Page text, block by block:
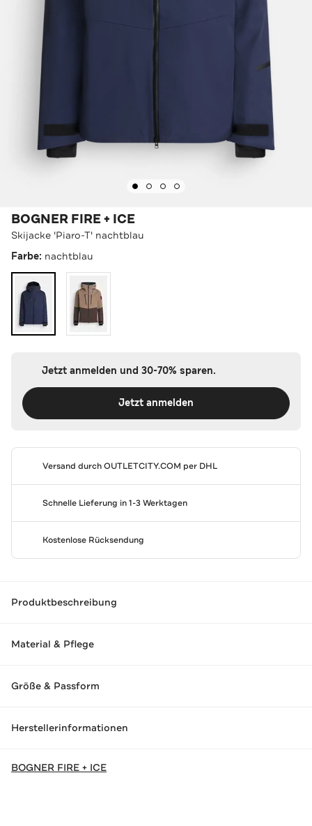
BOGNER FIRE + ICE
Skijacke 'Piaro-T' nachtblau
Farbe: nachtblau
Jetzt anmelden und 30-70% sparen.
Jetzt anmelden
Versand durchOUTLETCITY.COM per DHL
Schnelle Lieferung in 1-3 Werktagen
Kostenlose Rücksendung
Produktbeschreibung
Material & Pflege
Größe & Passform
Herstellerinformationen
BOGNER FIRE + ICE